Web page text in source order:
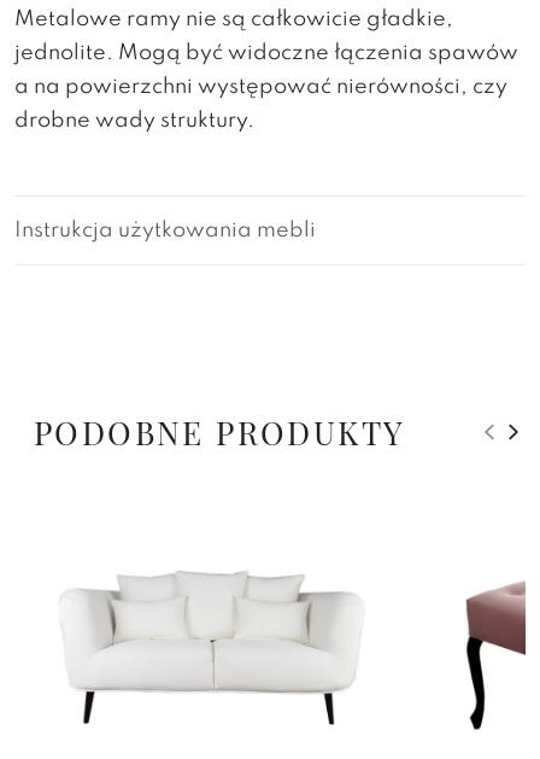
Metalowe ramy nie są całkowicie gładkie,
jednolite. Mogą być widoczne łączenia spawów
a na powierzchni występować nierówności, czy
drobne wady struktury.
Instrukcja użytkowania mebli
PODOBNE PRODUKTY